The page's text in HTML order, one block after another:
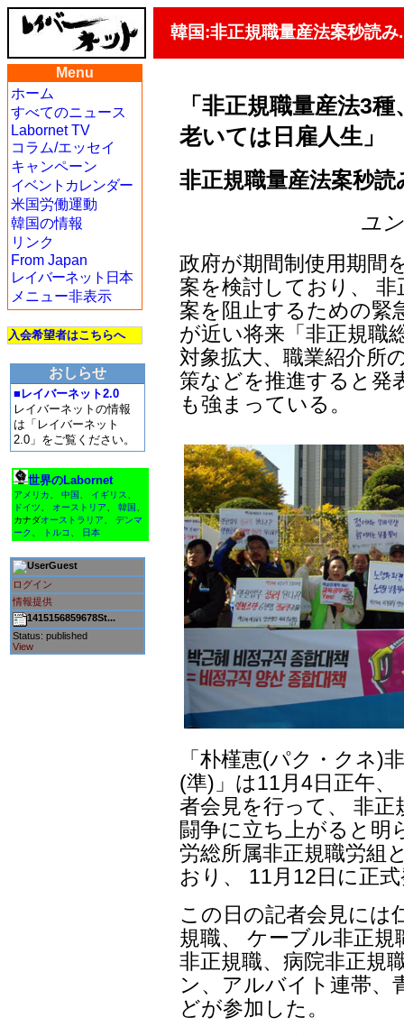
韓国:非正規職量産法案秒読
Menu
ホーム
すべてのニュース
Labornet TV
コラム/エッセイ
キャンペーン
イベントカレンダー
米国労働運動
韓国の情報
リンク
From Japan
レイバーネット日本
メニュー非表示
入会希望者はこちらへ
おしらせ
■レイバーネット2.0
レイバーネットの情報
は「レイバーネット
2.0」をご覧ください。
世界のLabornet
アメリカ 中国 イギリス
ドイツ
オーストリア 韓国
カナダオーストラリア
デンマ
ーク
トルコ 日本
Guest
ログイン
情報提供
1415156859678St...
Status: published
View
「非正規職量産法3
老いては日雇人生」
非正規職量産法案秒
ユ
政府が期間制使用期間
案を検討しており、
案を阻止するための緊
が近い将来「非正規職
対象拡大、職業紹介所
策などを推進すると発
も強まっている。
「朴槿恵(パク・クネ)
(準)」は11月4日正午
者会見を行って、 非
闘争に立ち上がると明
労総所属非正規職労組
おり、 11月12日に正
この日の記者会見には
規職、 ケーブル非正
非正規職、病院非正規
ン、アルバイト連帯、
どが参加した。